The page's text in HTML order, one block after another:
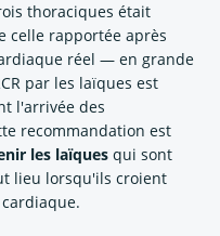
thoraciques était
celle rapportée après
réel — en grande
par les laïques est
l'arrivée des
recommandation est
les laïques qui sont
lieu lorsqu'ils croient